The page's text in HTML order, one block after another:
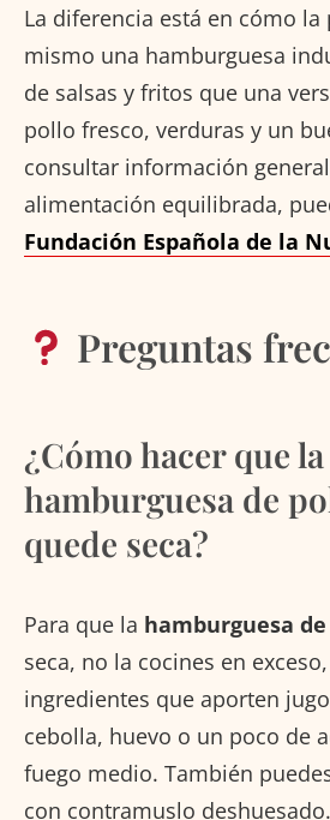
La diferencia está en cómo la
mismo una hamburguesa
de salsas y fritos que una
pollo fresco, verduras y un
consultar información
alimentación equilibrada,
Fundación Española de la
Preguntas
¿Cómo hacer que la
hamburguesa de
quede seca?
Para que la hamburguesa
seca, no la cocines en
ingredientes que aporten
cebolla, huevo o un poco de
fuego medio. También
con contramuslo deshuesado.